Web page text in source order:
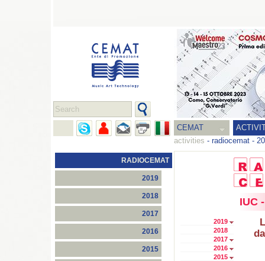
CEMAT
activities - radiocemat -
RADIOCEMAT
2019
2018
2017
2016
2015
2019
2018
2017
2016
2015
IUC